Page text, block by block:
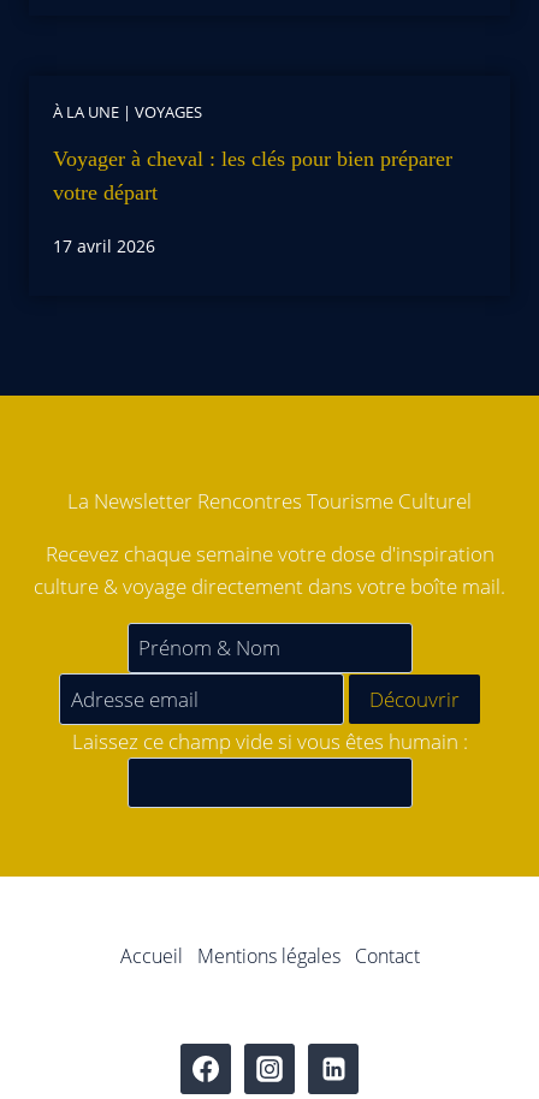
À LA UNE | VOYAGES
Voyager à cheval : les clés pour bien préparer
votre départ
17 avril 2026
La Newsletter Rencontres Tourisme Culturel
Recevez chaque semaine votre dose d'inspiration
culture & voyage directement dans votre boîte mail.
Laissez ce champ vide si vous êtes humain :
Accueil Mentions légales Contact